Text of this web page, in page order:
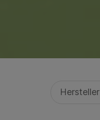
Hersteller